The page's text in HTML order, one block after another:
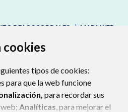
cookies
tipos de cookies:
para que la web funcione
para recordar sus
Analíticas, para mejorar el
DE LOSCORRALES
MAPA WEB
DE DATOS
DE COOKIES